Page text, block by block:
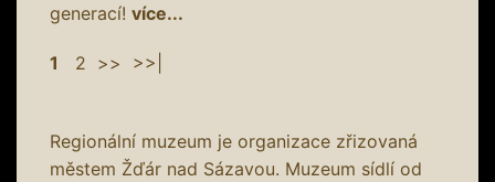
generací! více...
1 2 >> >>|
Regionální muzeum je organizace zřizovaná
městem Žďár nad Sázavou. Muzeum sídlí od